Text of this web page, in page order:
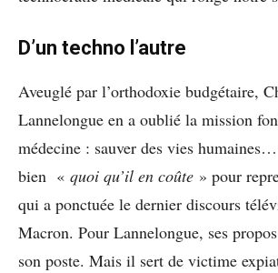
D’un techno l’autre
Aveuglé par l’orthodoxie budgétaire,
Lannelongue en a oublié la mission
médecine : sauver des vies
bien « quoi qu’il en coûte » pour
qui a ponctuée le dernier discours
Macron. Pour Lannelongue, ses
son poste. Mais il sert de victime